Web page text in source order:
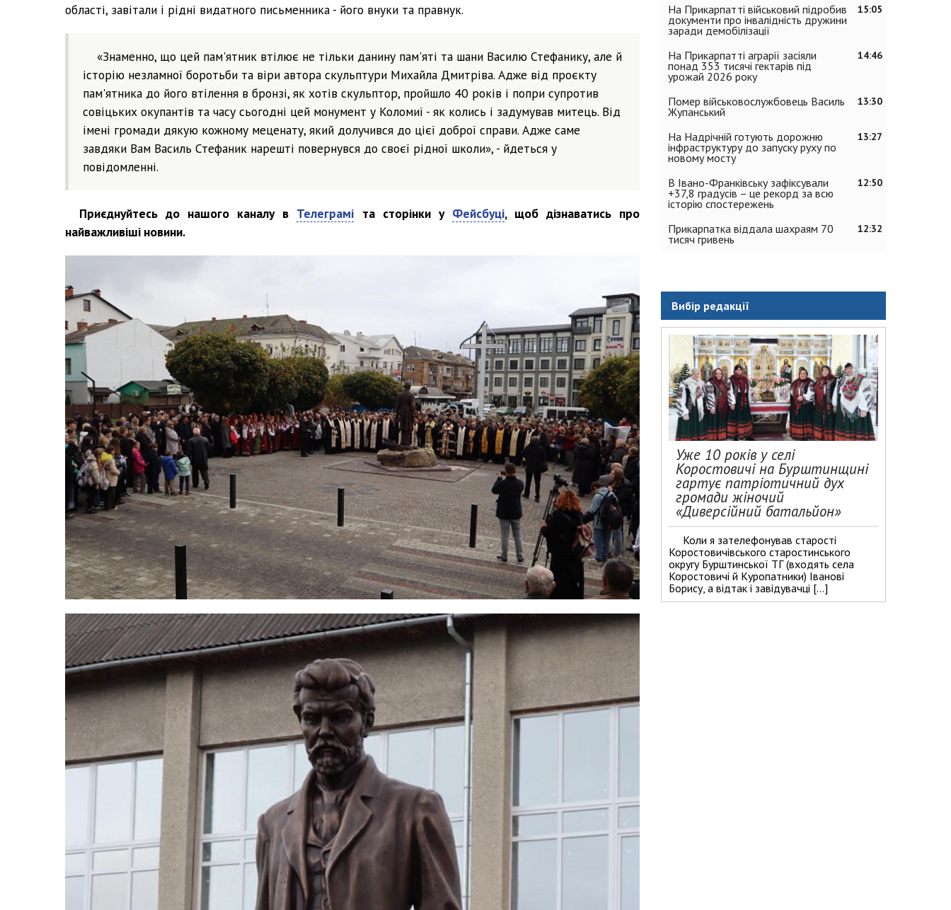
області, завітали і рідні видатного письменника - його внуки та правнук.
«Знаменно, що цей пам'ятник втілює не тільки данину пам'яті та шани Василю Стефанику, але й
історію незламної боротьби та віри автора скульптури Михайла Дмитріва. Адже від проєкту
пам'ятника до його втілення в бронзі, як хотів скульптор, пройшло 40 років і попри супротив
совіцьких окупантів та часу сьогодні цей монумент у Коломиї - як колись і задумував митець. Від
імені громади дякую кожному меценату, який долучився до цієї доброї справи. Адже саме
завдяки Вам Василь Стефаник нарешті повернувся до своєї рідної школи», - йдеться у
повідомленні.
Приєднуйтесь до нашого каналу в Телеграмі та сторінки у Фейсбуці, щоб дізнаватись про
найважливіші новини.
15:05
На Прикарпатті військовий підробив
документи про інвалідність дружини
заради демобілізації
14:46
На Прикарпатті аграрії засіяли
понад 353 тисячі гектарів під
урожай 2026 року
13:30
Помер військовослужбовець Василь
Жупанський
13:27
На Надрічній готують дорожню
інфраструктуру до запуску руху по
новому мосту
12:50
В Івано-Франківську зафіксували
+37,8 градусів – це рекорд за всю
історію спостережень
12:32
Прикарпатка віддала шахраям 70
тисяч гривень
Вибір редакції
Уже 10 років у селі
Коростовичі на Бурштинщині
гартує патріотичний дух
громади жіночий
«Диверсійний батальйон»
Коли я зателефонував старості
Коростовичівського старостинського
округу Бурштинської ТГ (входять села
Коростовичі й Куропатники) Іванові
Борису, а відтак і завідувачці […]